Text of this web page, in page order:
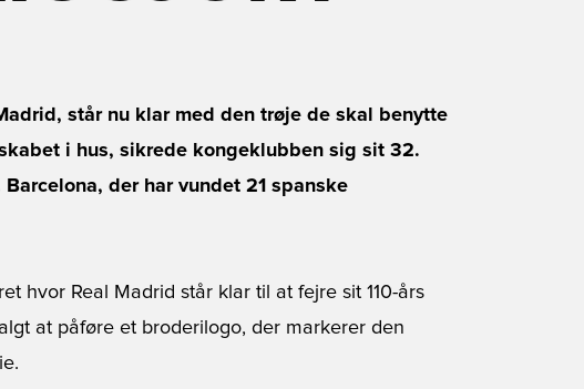
står nu klar med den trøje de skal benytte
i hus, sikrede kongeklubben sig sit 32.
der har vundet 21 spanske
hvor Real Madrid står klar til at fejre sit 110-års
at påføre et broderilogo, der markerer den